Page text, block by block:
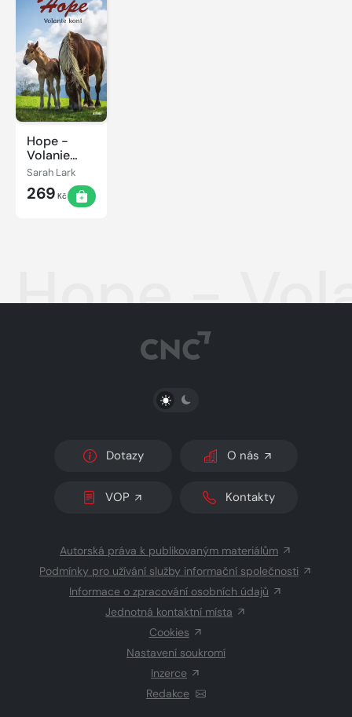
Hope -
Volanie
koní
Sarah Lark
269 Kč
Hope -
PŘEPNOUT SVĚTLÝ/TMAVÝ REŽIM
Dotazy O nás
VOP Kontakty
Autorská práva k publikovaným materiálům
Podmínky pro užívání služby informační společnosti
Informace o zpracování osobních údajů
Jednotná kontaktní místa
Cookies
Nastavení soukromí
Inzerce
Redakce